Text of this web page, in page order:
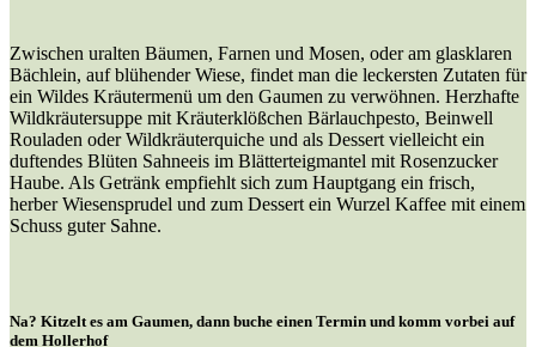
Zwischen uralten Bäumen, Farnen und Mosen, oder am glasklaren
Bächlein, auf blühender Wiese, findet man die leckersten Zutaten für
ein Wildes Kräutermenü um den Gaumen zu verwöhnen. Herzhafte
Wildkräutersuppe mit Kräuterklößchen Bärlauchpesto, Beinwell
Rouladen oder Wildkräuterquiche und als Dessert vielleicht ein
duftendes Blüten Sahneeis im Blätterteigmantel mit Rosenzucker
Haube. Als Getränk empfiehlt sich zum Hauptgang ein frisch,
herber Wiesensprudel und zum Dessert ein Wurzel Kaffee mit einem
Schuss guter Sahne.
Na? Kitzelt es am Gaumen, dann buche einen Termin und komm vorbei auf
dem Hollerhof